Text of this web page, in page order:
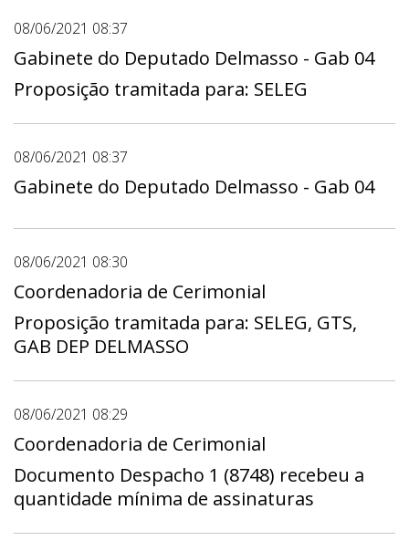
08/06/2021 08:37
Gabinete do Deputado Delmasso - Gab 04
Proposição tramitada para: SELEG
08/06/2021 08:37
Gabinete do Deputado Delmasso - Gab 04
08/06/2021 08:30
Coordenadoria de Cerimonial
Proposição tramitada para: SELEG, GTS,
GAB DEP DELMASSO
08/06/2021 08:29
Coordenadoria de Cerimonial
Documento Despacho 1 (8748) recebeu a
quantidade mínima de assinaturas